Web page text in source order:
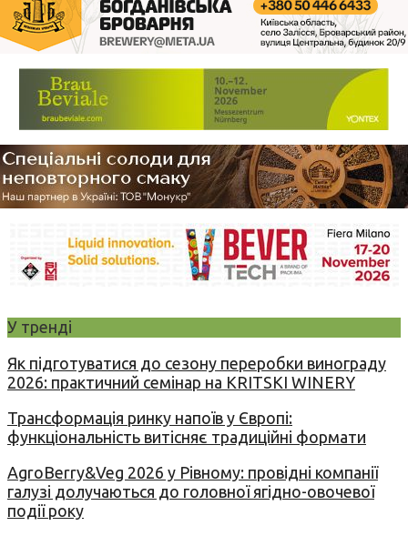
У тренді
Як підготуватися до сезону переробки винограду
2026: практичний семінар на KRITSKI WINERY
Трансформація ринку напоїв у Європі:
функціональність витісняє традиційні формати
AgroBerry&Veg 2026 у Рівному: провідні компанії
галузі долучаються до головної ягідно-овочевої
події року